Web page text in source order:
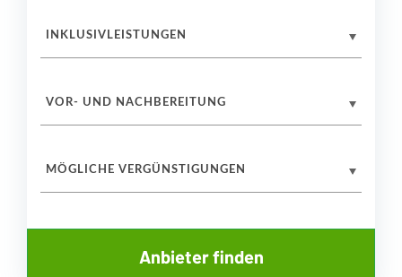
INKLUSIVLEISTUNGEN
VOR- UND NACHBEREITUNG
MÖGLICHE VERGÜNSTIGUNGEN